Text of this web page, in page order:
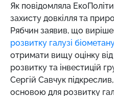
Як повідомляла
захисту довкілля та
Рябчин заявив, що
розвитку галузі
отримати вищу оцінку
розвитку та інвестицій
Сергій Савчук
основою для розвитку